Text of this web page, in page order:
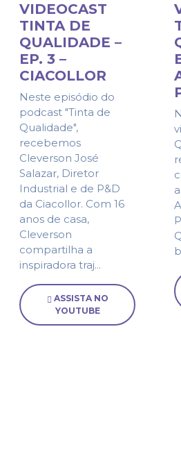
VIDEOCAST
TINTA DE
QUALIDADE –
EP. 3 –
CIACOLLOR
Neste episódio do
podcast "Tinta de
Qualidade",
recebemos
Cleverson José
Salazar, Diretor
Industrial e de P&D
da Ciacollor. Com 16
anos de casa,
Cleverson
compartilha a
inspiradora traj...
ASSISTA NO
YOUTUBE